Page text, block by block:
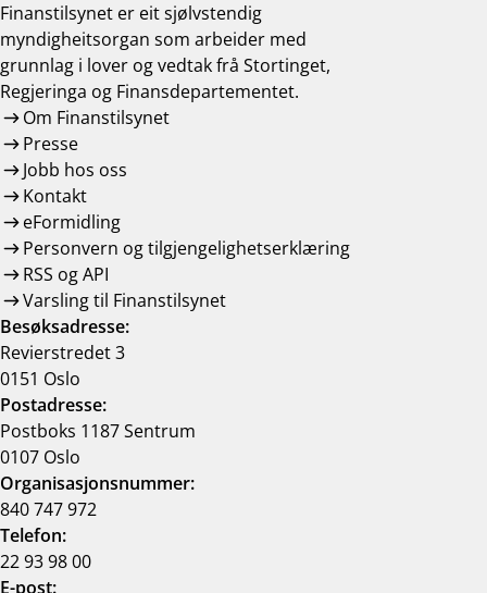
Finanstilsynet er eit sjølvstendig
myndigheitsorgan som arbeider med
grunnlag i lover og vedtak frå Stortinget,
Regjeringa og Finansdepartementet.
Om Finanstilsynet
Presse
Jobb hos oss
Kontakt
eFormidling
Personvern og tilgjengelighetserklæring
RSS og API
Varsling til Finanstilsynet
Besøksadresse:
Revierstredet 3
0151 Oslo
Postadresse:
Postboks 1187 Sentrum
0107 Oslo
Organisasjonsnummer:
840 747 972
Telefon:
22 93 98 00
E-post: